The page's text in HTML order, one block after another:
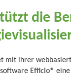
die
mit ihrer
Efficio®